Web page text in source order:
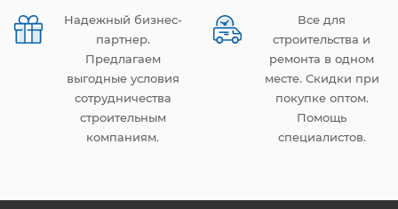
Надежный бизнес-
партнер.
Предлагаем
выгодные условия
сотрудничества
строительным
компаниям.
Все для
строительства и
ремонта в одном
месте. Скидки при
покупке оптом.
Помощь
специалистов.